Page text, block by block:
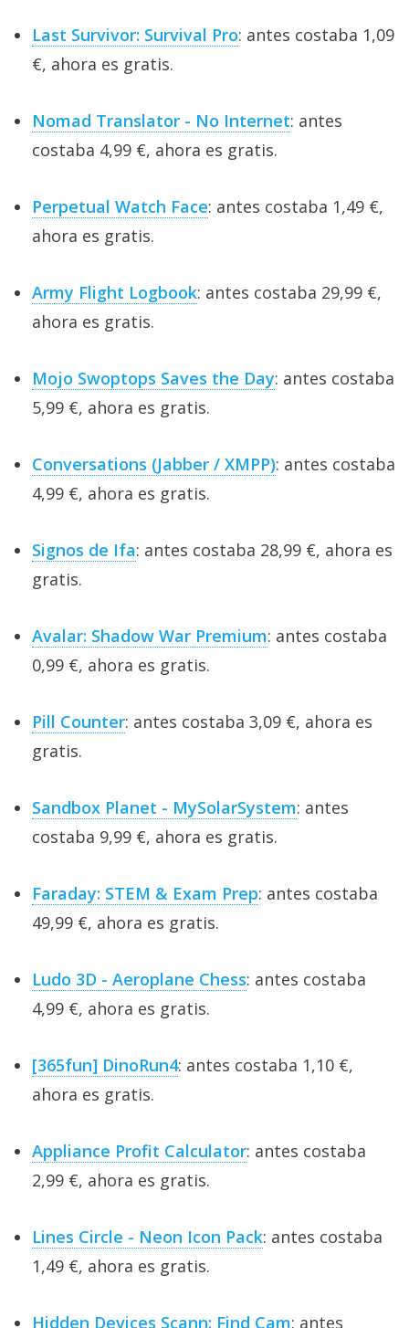
Last Survivor: Survival Pro: antes costaba 1,09
€, ahora es gratis.
Nomad Translator - No Internet: antes
costaba 4,99 €, ahora es gratis.
Perpetual Watch Face: antes costaba 1,49 €,
ahora es gratis.
Army Flight Logbook: antes costaba 29,99 €,
ahora es gratis.
Mojo Swoptops Saves the Day: antes costaba
5,99 €, ahora es gratis.
Conversations (Jabber / XMPP): antes costaba
4,99 €, ahora es gratis.
Signos de Ifa: antes costaba 28,99 €, ahora es
gratis.
Avalar: Shadow War Premium: antes costaba
0,99 €, ahora es gratis.
Pill Counter: antes costaba 3,09 €, ahora es
gratis.
Sandbox Planet - MySolarSystem: antes
costaba 9,99 €, ahora es gratis.
Faraday: STEM & Exam Prep: antes costaba
49,99 €, ahora es gratis.
Ludo 3D - Aeroplane Chess: antes costaba
4,99 €, ahora es gratis.
[365fun] DinoRun4: antes costaba 1,10 €,
ahora es gratis.
Appliance Profit Calculator: antes costaba
2,99 €, ahora es gratis.
Lines Circle - Neon Icon Pack: antes costaba
1,49 €, ahora es gratis.
Hidden Devices Scann: Find Cam: antes